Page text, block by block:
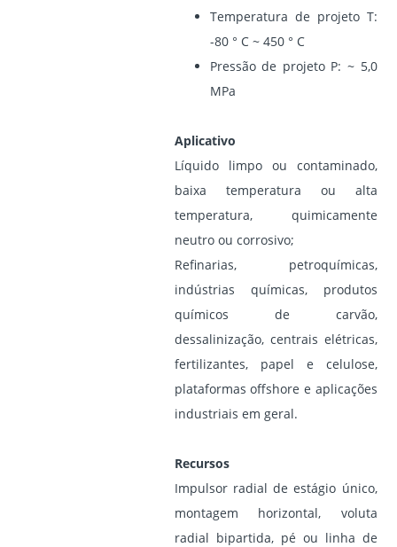
Temperatura de projeto T:
-80 ° C ~ 450 ° C
Pressão de projeto P: ~ 5,0
MPa
Aplicativo
Líquido limpo ou contaminado,
baixa temperatura ou alta
temperatura, quimicamente
neutro ou corrosivo;
Refinarias, petroquímicas,
indústrias químicas, produtos
químicos de carvão,
dessalinização, centrais elétricas,
fertilizantes, papel e celulose,
plataformas offshore e aplicações
industriais em geral.
Recursos
Impulsor radial de estágio único,
montagem horizontal, voluta
radial bipartida, pé ou linha de